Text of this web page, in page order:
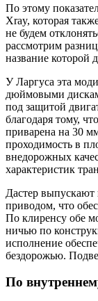
По этому
Xray, которая
не будем
рассмотрим
название которой
У Ларгуса эта
дюймовыми
под защитой
благодаря тому,
приварена на 30
проходимость в
внедорожных
характеристик
Дастер
приводом, что
По клиренсу обе
ничью по
исполнение
бездорожью.
По